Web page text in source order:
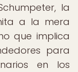
la
a la mera
que implica
para
en los